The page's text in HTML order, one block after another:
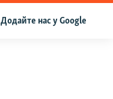
Додайте нас у Google